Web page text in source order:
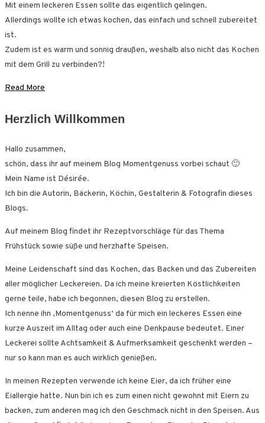
Tomatenreis
Mit einem leckeren Essen sollte das eigentlich gelingen.
Allerdings wollte ich etwas kochen, das einfach und schnell zubereitet
ist.
Zudem ist es warm und sonnig draußen, weshalb also nicht das Kochen
mit dem Grill zu verbinden?!
Read More
Herzlich Willkommen
Hallo zusammen,
schön, dass ihr auf meinem Blog Momentgenuss vorbei schaut 🙂
Mein Name ist Désirée.
Ich bin die Autorin, Bäckerin, Köchin, Gestalterin & Fotografin dieses
Blogs.
Auf meinem Blog findet ihr Rezeptvorschläge für das Thema
Frühstück sowie süße und herzhafte Speisen.
Meine Leidenschaft sind das Kochen, das Backen und das Zubereiten
aller möglicher Leckereien. Da ich meine kreierten Köstlichkeiten
gerne teile, habe ich begonnen, diesen Blog zu erstellen.
Ich nenne ihn ‚Momentgenuss‘ da für mich ein leckeres Essen eine
kurze Auszeit im Alltag oder auch eine Denkpause bedeutet. Einer
Leckerei sollte Achtsamkeit & Aufmerksamkeit geschenkt werden –
nur so kann man es auch wirklich genießen.
In meinen Rezepten verwende ich keine Eier, da ich früher eine
Eiallergie hatte. Nun bin ich es zum einen nicht gewohnt mit Eiern zu
backen, zum anderen mag ich den Geschmack nicht in den Speisen. Aus